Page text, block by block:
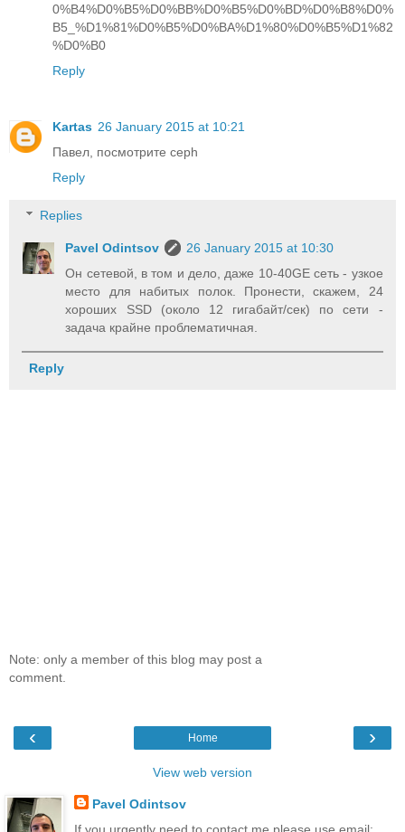
0%B4%D0%B5%D0%BB%D0%B5%D0%BD%D0%B8%D0%
B5_%D1%81%D0%B5%D0%BA%D1%80%D0%B5%D1%82
%D0%B0
Reply
Kartas 26 January 2015 at 10:21
Павел, посмотрите ceph
Reply
Replies
Pavel Odintsov
26 January 2015 at 10:30
Он сетевой, в том и дело, даже 10-40GE сеть - узкое
место для набитых полок. Пронести, скажем, 24
хороших SSD (около 12 гигабайт/сек) по сети -
задача крайне проблематичная.
Reply
Note: only a member of this blog may post a
comment.
‹ ›
Home
View web version
Pavel Odintsov
If you urgently need to contact me please use email: